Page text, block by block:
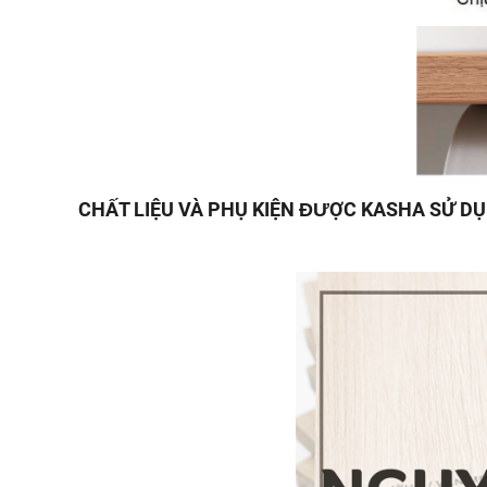
CHẤT LIỆU VÀ PHỤ KIỆN ĐƯỢC KASHA SỬ